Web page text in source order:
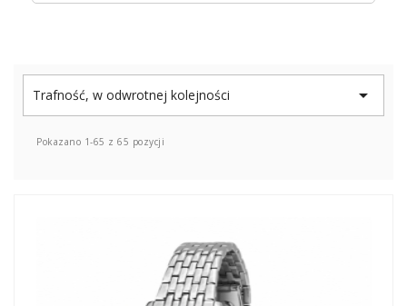
W
Trafność, w odwrotnej kolejności 
Pokazano 1-65 z 65 pozycji